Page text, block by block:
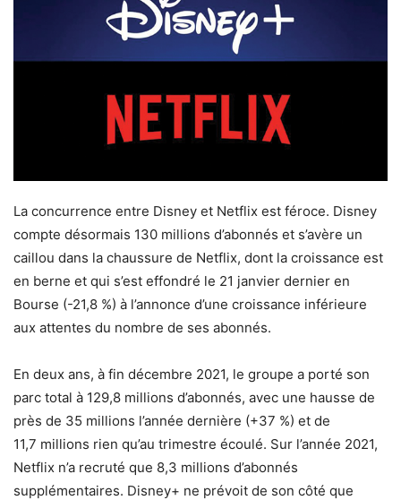
La concurrence entre Disney et Netflix est féroce. Disney
compte désormais 130 millions d’abonnés et s’avère un
caillou dans la chaussure de Netflix, dont la croissance est
en berne et qui s’est effondré le 21 janvier dernier en
Bourse (-21,8 %) à l’annonce d’une croissance inférieure
aux attentes du nombre de ses abonnés.
En deux ans, à fin décembre 2021, le groupe a porté son
parc total à 129,8 millions d’abonnés, avec une hausse de
près de 35 millions l’année dernière (+37 %) et de
11,7 millions rien qu’au trimestre écoulé. Sur l’année 2021,
Netflix n’a recruté que 8,3 millions d’abonnés
supplémentaires. Disney+ ne prévoit de son côté que